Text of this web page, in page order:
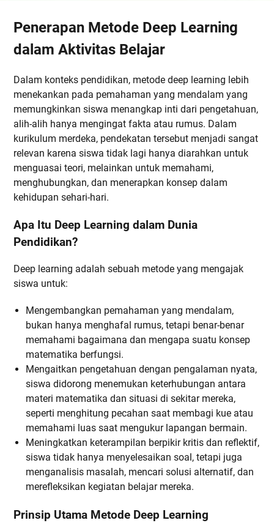
Penerapan Metode Deep Learning
dalam Aktivitas Belajar
Dalam konteks pendidikan, metode deep learning lebih
menekankan pada pemahaman yang mendalam yang
memungkinkan siswa menangkap inti dari pengetahuan,
alih-alih hanya mengingat fakta atau rumus. Dalam
kurikulum merdeka, pendekatan tersebut menjadi sangat
relevan karena siswa tidak lagi hanya diarahkan untuk
menguasai teori, melainkan untuk memahami,
menghubungkan, dan menerapkan konsep dalam
kehidupan sehari-hari.
Apa Itu Deep Learning dalam Dunia
Pendidikan?
Deep learning adalah sebuah metode yang mengajak
siswa untuk:
Mengembangkan pemahaman yang mendalam,
bukan hanya menghafal rumus, tetapi benar-benar
memahami bagaimana dan mengapa suatu konsep
matematika berfungsi.
Mengaitkan pengetahuan dengan pengalaman nyata,
siswa didorong menemukan keterhubungan antara
materi matematika dan situasi di sekitar mereka,
seperti menghitung pecahan saat membagi kue atau
memahami luas saat mengukur lapangan bermain.
Meningkatkan keterampilan berpikir kritis dan reflektif,
siswa tidak hanya menyelesaikan soal, tetapi juga
menganalisis masalah, mencari solusi alternatif, dan
merefleksikan kegiatan belajar mereka.
Prinsip Utama Metode Deep Learning